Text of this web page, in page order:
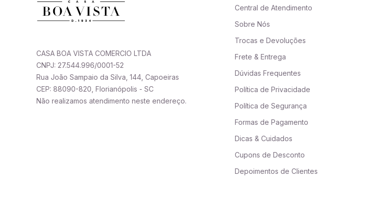
CASA BOA VISTA COMERCIO LTDA
CNPJ: 27.544.996/0001-52
Rua João Sampaio da Silva, 144, Capoeiras
CEP: 88090-820, Florianópolis - SC
Não realizamos atendimento neste endereço.
Central de Atendimento
Sobre Nós
Trocas e Devoluções
Frete & Entrega
Dúvidas Frequentes
Política de Privacidade
Política de Segurança
Formas de Pagamento
Dicas & Cuidados
Cupons de Desconto
Depoimentos de Clientes